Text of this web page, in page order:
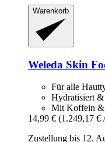
Warenkorb
Weleda Skin
Für alle
Hydratisiert &
Mit Koffein &
14,99 € (1.249,17 €
Zustellung bis 12.